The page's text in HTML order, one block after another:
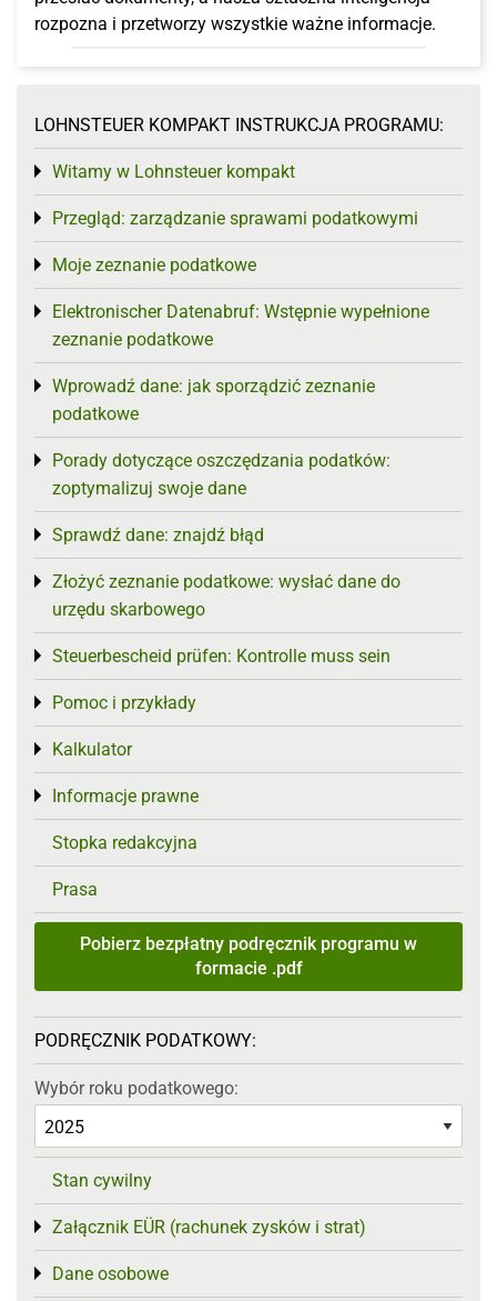
rozpozna i przetworzy wszystkie ważne informacje.
LOHNSTEUER KOMPAKT INSTRUKCJA PROGRAMU:
Witamy w Lohnsteuer kompakt
Toggle menu
Przegląd: zarządzanie sprawami podatkowymi
Toggle menu
Moje zeznanie podatkowe
Toggle menu
Elektronischer Datenabruf: Wstępnie wypełnione
zeznanie podatkowe
Toggle menu
Wprowadź dane: jak sporządzić zeznanie
podatkowe
Toggle menu
Porady dotyczące oszczędzania podatków:
zoptymalizuj swoje dane
Toggle menu
Sprawdź dane: znajdź błąd
Toggle menu
Złożyć zeznanie podatkowe: wysłać dane do
urzędu skarbowego
Toggle menu
Steuerbescheid prüfen: Kontrolle muss sein
Toggle menu
Pomoc i przykłady
Toggle menu
Kalkulator
Toggle menu
Informacje prawne
Toggle menu
Stopka redakcyjna
Prasa
Pobierz bezpłatny podręcznik programu w
formacie .pdf
PODRĘCZNIK PODATKOWY:
Wybór roku podatkowego:
Stan cywilny
Załącznik EÜR (rachunek zysków i strat)
Toggle menu
Dane osobowe
Toggle menu